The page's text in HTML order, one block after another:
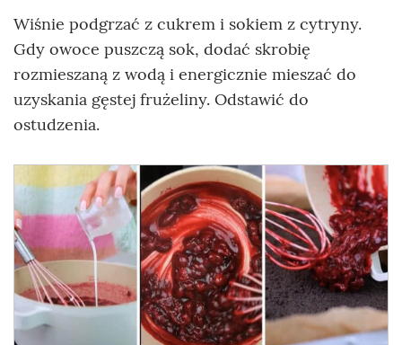
Wiśnie podgrzać z cukrem i sokiem z cytryny.
Gdy owoce puszczą sok, dodać skrobię
rozmieszaną z wodą i energicznie mieszać do
uzyskania gęstej frużeliny. Odstawić do
ostudzenia.